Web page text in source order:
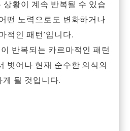
상황이 계속 반복될 수 있습
떤 노력으로도 변화하거나
적인 패턴’입니다.
반복되는 카르마적인 패턴
벗어나 현재 순수한 의식의
될 것입니다.